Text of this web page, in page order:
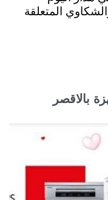
المتعلقة
بالاقصر